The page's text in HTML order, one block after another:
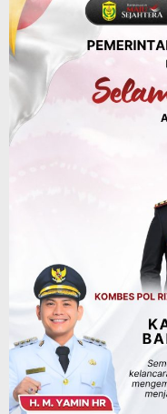
Miliar,
1,37 Triliun,
SiLPA
Agustus 7, 2026
Kalsel
Operasi Sikat
Kalsel
Pemerintahan Sosial &
Banjarmasin
Digital, Target
Jauh, Komisi II
Agustus 7, 2026